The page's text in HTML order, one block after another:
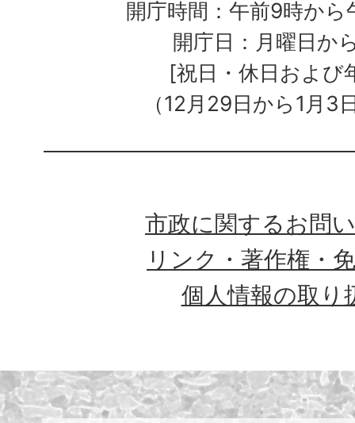
開庁時間：午前9時か
開庁日：月曜日か
[祝日・休日および
（12月29日から1月3
市政に関するお問
リンク・著作権・
個人情報の取り